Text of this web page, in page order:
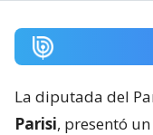
La diputada del
Parisi, presentó